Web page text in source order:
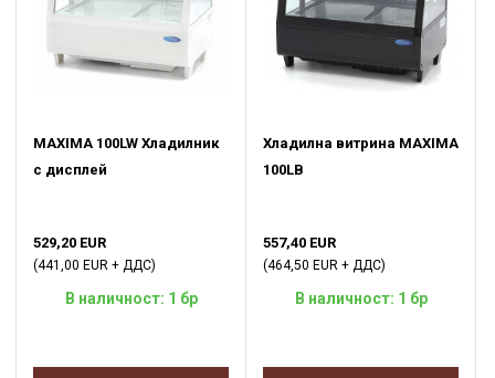
MAXIMA 100LW Хладилник
с дисплей
529,20 EUR
(441,00 EUR + ДДС)
В наличност: 1 бр
Хладилна витрина MAXIMA
100LB
557,40 EUR
(464,50 EUR + ДДС)
В наличност: 1 бр